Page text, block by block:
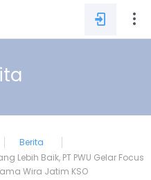
Berita
Lebih Baik, PT PWU Gelar Focus
Wira Jatim KSO